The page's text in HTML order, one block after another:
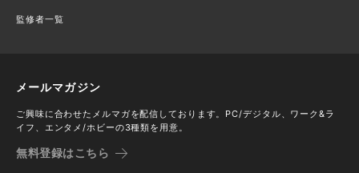
監修者一覧
メールマガジン
ご興味に合わせたメルマガを配信しております。PC/デジタル、ワーク&ラ
イフ、エンタメ/ホビーの3種類を用意。
無料登録はこちら